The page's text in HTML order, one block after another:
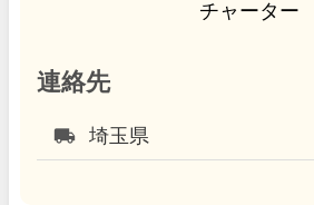
チャーター
連絡先
local_shipping 埼玉県